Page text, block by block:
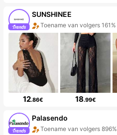
SUNSHINEE
Toename van volgers 161%
12.86€ 18.99€
Palasendo
Toename van volgers 896%